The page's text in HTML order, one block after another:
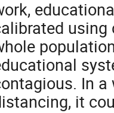
In a
it